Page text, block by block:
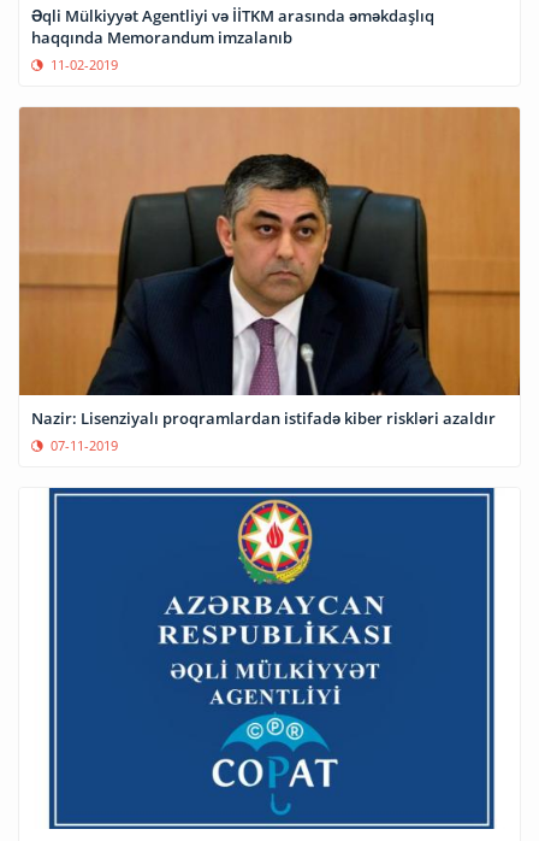
Əqli Mülkiyyət Agentliyi və İİTKM arasında əməkdaşlıq
haqqında Memorandum imzalanıb
11-02-2019
Nazir: Lisenziyalı proqramlardan istifadə kiber riskləri azaldır
07-11-2019